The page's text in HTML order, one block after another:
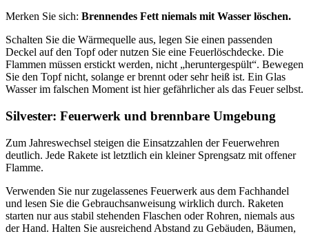
Merken Sie sich: Brennendes Fett niemals mit Wasser löschen.
Schalten Sie die Wärmequelle aus, legen Sie einen passenden
Deckel auf den Topf oder nutzen Sie eine Feuerlöschdecke. Die
Flammen müssen erstickt werden, nicht „heruntergespült“. Bewegen
Sie den Topf nicht, solange er brennt oder sehr heiß ist. Ein Glas
Wasser im falschen Moment ist hier gefährlicher als das Feuer selbst.
Silvester: Feuerwerk und brennbare Umgebung
Zum Jahreswechsel steigen die Einsatzzahlen der Feuerwehren
deutlich. Jede Rakete ist letztlich ein kleiner Sprengsatz mit offener
Flamme.
Verwenden Sie nur zugelassenes Feuerwerk aus dem Fachhandel
und lesen Sie die Gebrauchsanweisung wirklich durch. Raketen
starten nur aus stabil stehenden Flaschen oder Rohren, niemals aus
der Hand. Halten Sie ausreichend Abstand zu Gebäuden, Bäumen,